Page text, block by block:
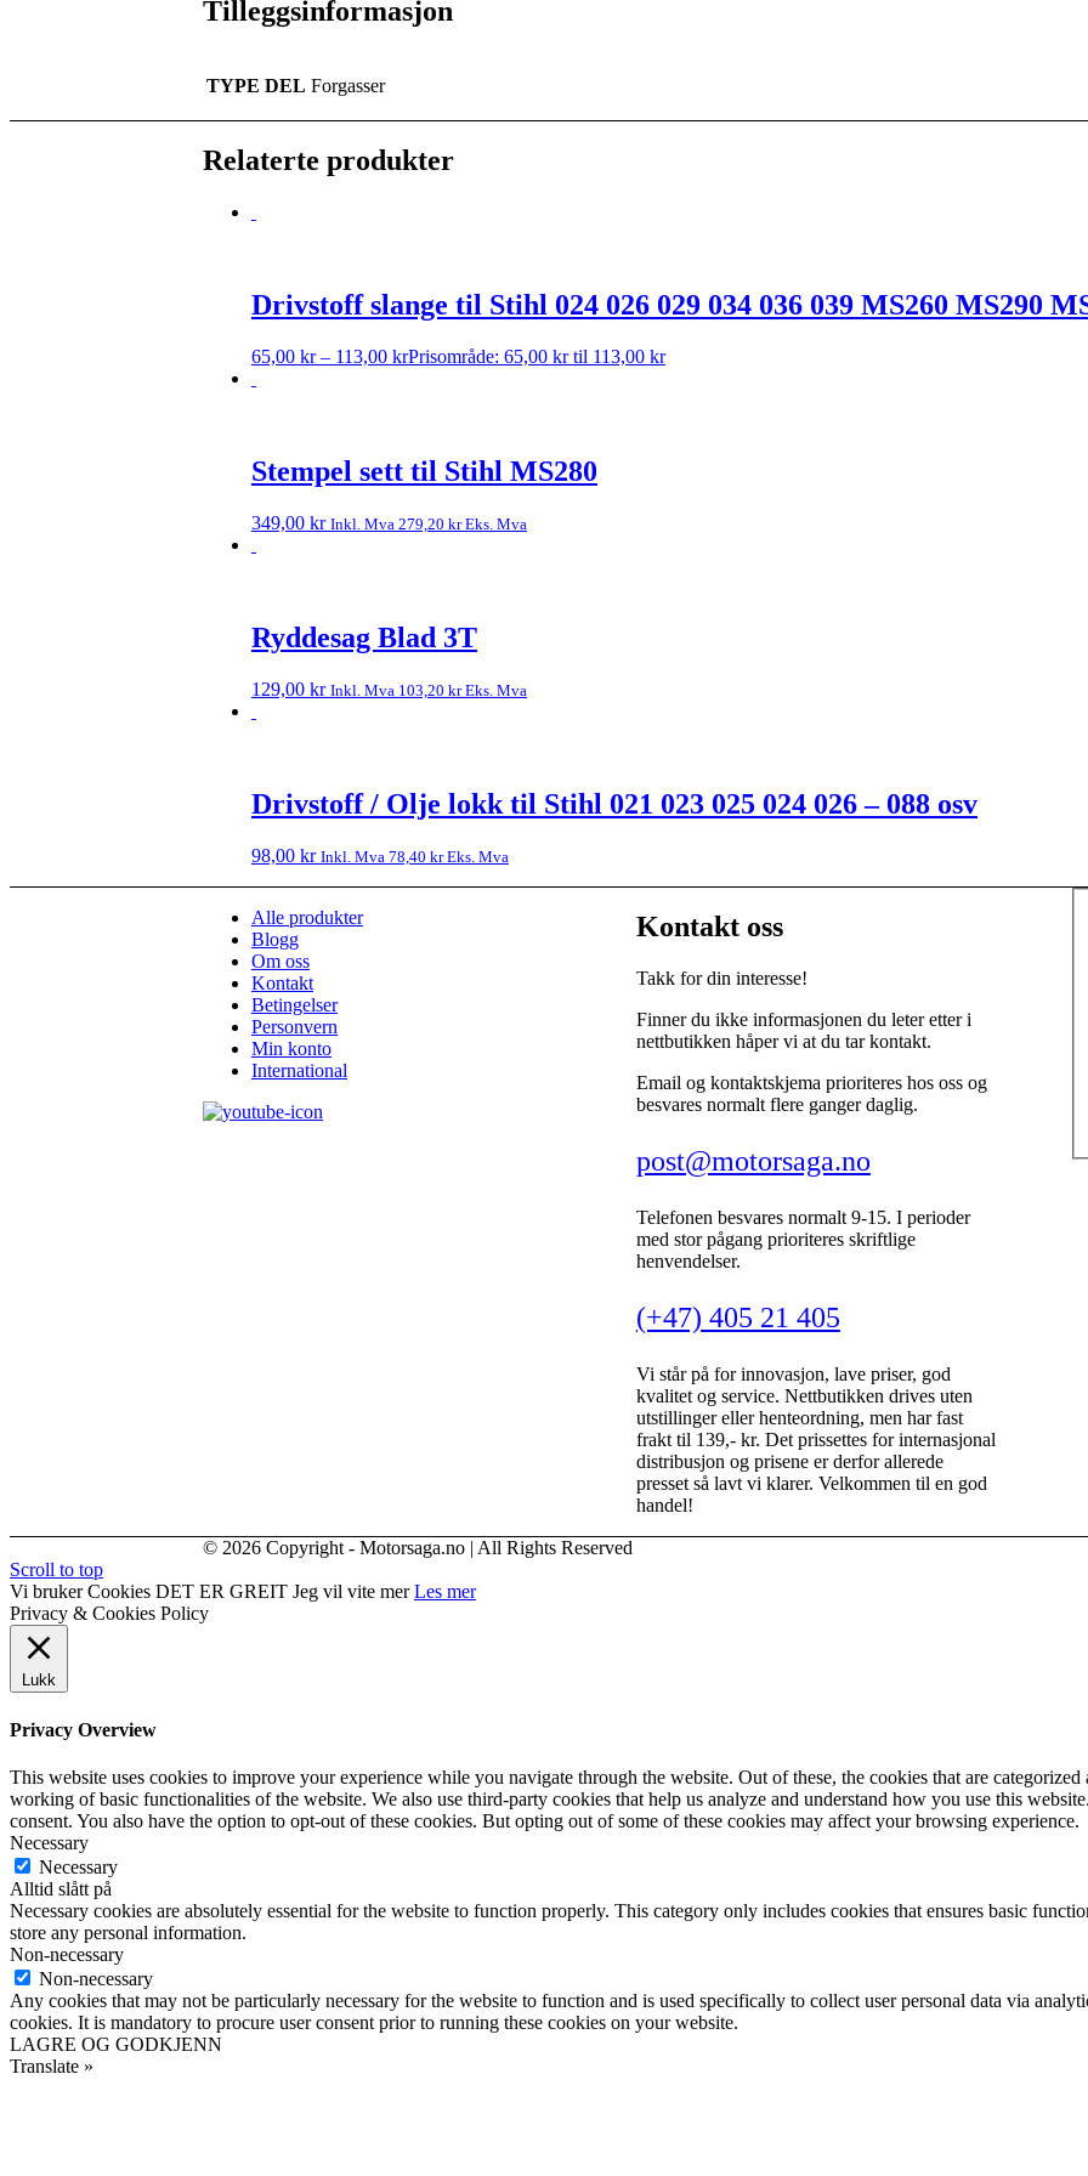
Tilleggsinformasjon
TYPE DEL Forgasser
Relaterte produkter
Drivstoff slange til Stihl 024 026 029 034 036 039 MS260 MS290
65,00 kr – 113,00 krPrisområde: 65,00 kr til 113,00 kr
Stempel sett til Stihl MS280
349,00 kr Inkl. Mva 279,20 krEks. Mva
Ryddesag Blad 3T
129,00 kr Inkl. Mva 103,20 krEks. Mva
Drivstoff / Olje lokk til Stihl 021 023 025 024 026 – 088 osv
98,00 kr Inkl. Mva 78,40 krEks. Mva
Alle produkter
Blogg
Om oss
Kontakt
Betingelser
Personvern
Min konto
International
Kontakt oss
Takk for din interesse!
Finner du ikke informasjonen du leter etter i
nettbutikken håper vi at du tar kontakt.
Email og kontaktskjema prioriteres hos oss og
besvares normalt flere ganger daglig.
post@motorsaga.no
Telefonen besvares normalt 9-15. I perioder
med stor pågang prioriteres skriftlige
henvendelser.
(+47) 405 21 405
Vi står på for innovasjon, lave priser, god
kvalitet og service. Nettbutikken drives uten
utstillinger eller henteordning, men har fast
frakt til 139,- kr. Det prissettes for internasjonal
distribusjon og prisene er derfor allerede
presset så lavt vi klarer. Velkommen til en god
handel!
© 2026 Copyright - Motorsaga.no | All Rights Reserved
Scroll to top
Vi bruker Cookies DET ER GREIT Jeg vil vite mer Les mer
Privacy & Cookies Policy
Lukk
Privacy Overview
This website uses cookies to improve your experience while you navigate through the website. Out of these, the cookies that are categorized
working of basic functionalities of the website. We also use third-party cookies that help us analyze and understand how you use this
consent. You also have the option to opt-out of these cookies. But opting out of some of these cookies may affect your browsing experience.
Necessary
Necessary
Alltid slått på
Necessary cookies are absolutely essential for the website to function properly. This category only includes cookies that ensures basic
store any personal information.
Non-necessary
Non-necessary
Any cookies that may not be particularly necessary for the website to function and is used specifically to collect user personal data via
cookies. It is mandatory to procure user consent prior to running these cookies on your website.
LAGRE OG GODKJENN
Translate »